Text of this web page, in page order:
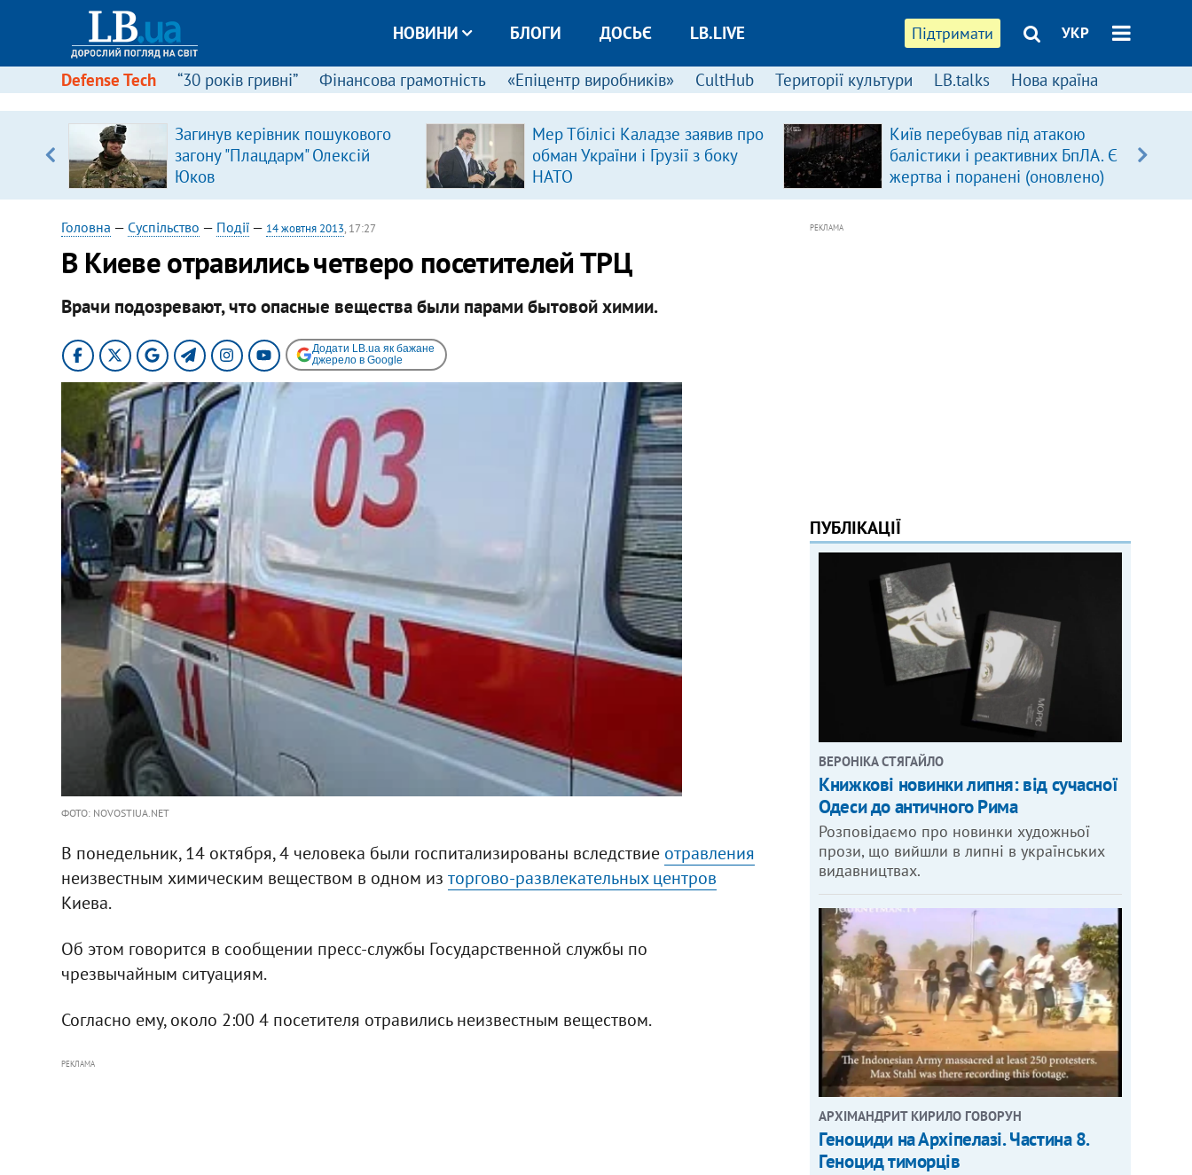
Підтримати УКР
НОВИНИ БЛОГИ ДОСЬЄ LB.LIVE
Defense Tech “30 років гривні” Фінансова грамотність «Епіцентр виробників» CultHub Території культури LB.talks Нова країна
Загинув керівник пошукового
загону "Плацдарм" Олексій
Юков
Мер Тбілісі Каладзе заявив про
обман України і Грузії з боку
НАТО
Київ перебував під атакою
балістики і реактивних БпЛА. Є
жертва і поранені (оновлено)
Головна — Суспільство — Події— 14 жовтня 2013, 17:27
В Киеве отравились четверо посетителей ТРЦ
Врачи подозревают, что опасные вещества были парами бытовой химии.
Додати LB.ua як бажане
джерело в Google
ФОТО: NOVOSTIUA.NET
В понедельник, 14 октября, 4 человека были госпитализированы вследствие отравления
неизвестным химическим веществом в одном из торгово-развлекательных центров
Киева.
Об этом говорится в сообщении пресс-службы Государственной службы по
чрезвычайным ситуациям.
Согласно ему, около 2:00 4 посетителя отравились неизвестным веществом.
РЕКЛАМА
РЕКЛАМА
ПУБЛІКАЦІЇ
ВЕРОНІКА СТЯГАЙЛО
Книжкові новинки липня: від сучасної
Одеси до античного Рима
Розповідаємо про новинки художньої
прози, що вийшли в липні в українських
видавництвах.
АРХІМАНДРИТ КИРИЛО ГОВОРУН
Геноциди на Архіпелазі. Частина 8.
Геноцид тиморців